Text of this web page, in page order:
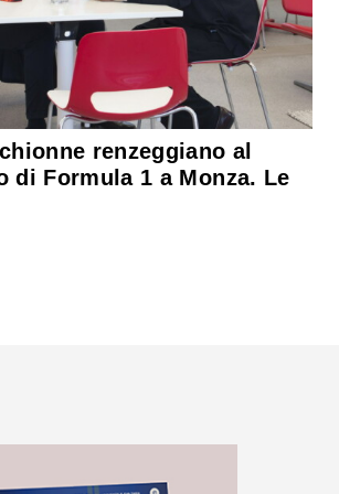
renzeggiano al
di Formula 1 a Monza. Le